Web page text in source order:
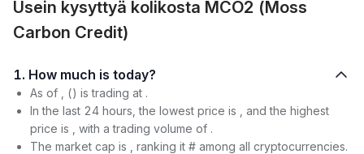
Usein kysyttyä kolikosta MCO2 (Moss
Carbon Credit)
1. How much is today?
As of , () is trading at .
In the last 24 hours, the lowest price is , and the highest
price is , with a trading volume of .
The market cap is , ranking it # among all cryptocurrencies.